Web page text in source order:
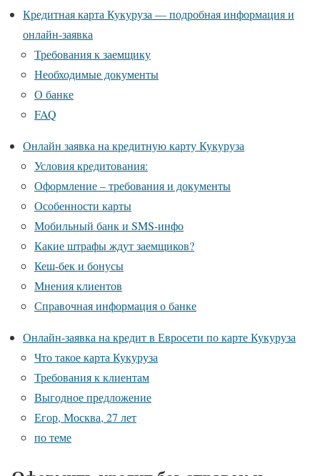
Кредитная карта Кукуруза — подробная информация и
онлайн-заявка
Требования к заемщику
Необходимые документы
О банке
FAQ
Онлайн заявка на кредитную карту Кукуруза
Условия кредитования:
Оформление – требования и документы
Особенности карты
Мобильный банк и SMS-инфо
Какие штрафы ждут заемщиков?
Кеш-бек и бонусы
Мнения клиентов
Справочная информация о банке
Онлайн-заявка на кредит в Евросети по карте Кукуруза
Что такое карта Кукуруза
Требования к клиентам
Выгодное предложение
Егор, Москва, 27 лет
по теме